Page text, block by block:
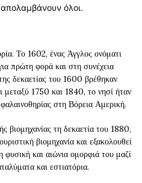
απολαμβάνουν όλοι.
Το 1602, ένας Άγγλος ονόματι
φορά και στη συνέχεια
δεκαετίας του 1600 βρέθηκαν
μεταξύ 1750 και 1840, το νησί ήταν
στη Βόρεια Αμερική.
βιομηχανίας τη δεκαετία του 1880,
βιομηχανία και εξακολουθεί
και αιώνια ομορφιά του μαζί
και εστιατόρια.